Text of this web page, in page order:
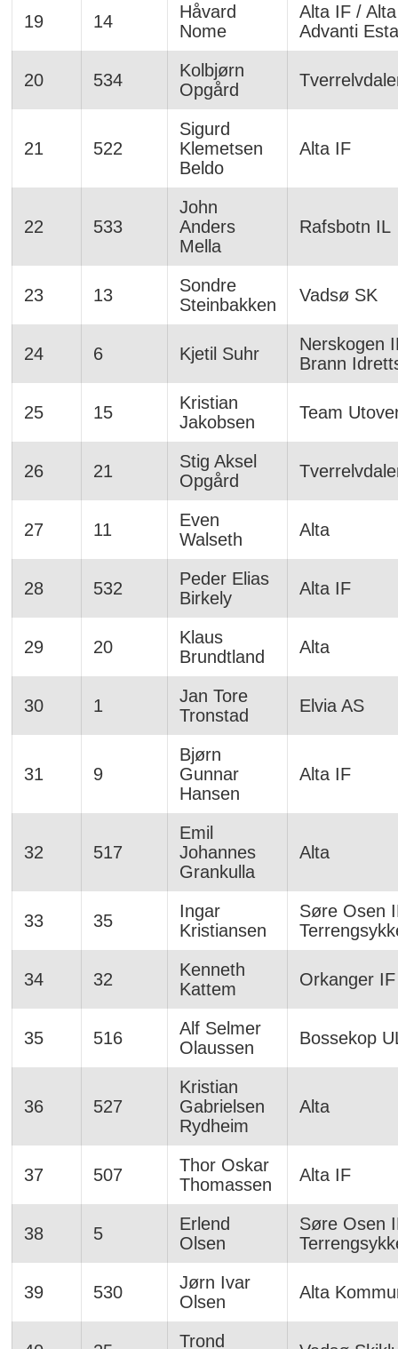
19 14
Håvard
Nome
Alta IF /
Advanti
20 534
Kolbjørn
Opgård
21 522
Sigurd
Klemetsen
Beldo
Alta IF
22 533
John
Anders
Mella
Rafsbotn IL
23 13
Sondre
Steinbakken
Vadsø SK
24 6 Kjetil Suhr
Nerskogen
Brann
25 15
Kristian
Jakobsen
Team
26 21
Stig Aksel
Opgård
27 11
Even
Walseth
Alta
28 532
Peder Elias
Birkely
Alta IF
29 20
Klaus
Brundtland
Alta
30 1
Jan Tore
Tronstad
Elvia AS
31 9
Bjørn
Gunnar
Hansen
Alta IF
32 517
Emil
Johannes
Grankulla
Alta
33 35
Ingar
Kristiansen
Søre Osen
34 32
Kenneth
Kattem
Orkanger IF
35 516
Alf Selmer
Olaussen
Bossekop
36 527
Kristian
Gabrielsen
Rydheim
Alta
37 507
Thor Oskar
Thomassen
Alta IF
38 5
Erlend
Olsen
Søre Osen
39 530
Jørn Ivar
Olsen
Alta
Trond